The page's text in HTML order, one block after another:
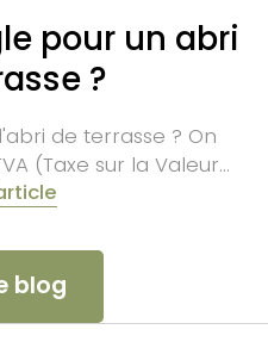
pour un abri
?
de terrasse ? On
(Taxe sur la Valeur…
blog